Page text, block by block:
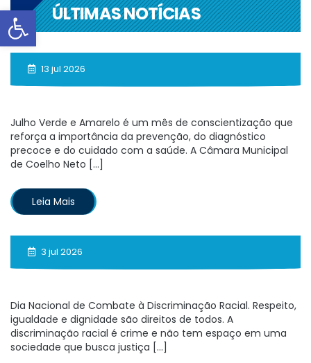
Abrir a barra de
ÚLTIMAS NOTÍCIAS
13 jul 2026
Julho Verde e Amarelo é um mês de conscientização que
reforça a importância da prevenção, do diagnóstico
precoce e do cuidado com a saúde. A Câmara Municipal
de Coelho Neto […]
Leia Mais
3 jul 2026
Dia Nacional de Combate à Discriminação Racial. Respeito,
igualdade e dignidade são direitos de todos. A
discriminação racial é crime e não tem espaço em uma
sociedade que busca justiça […]